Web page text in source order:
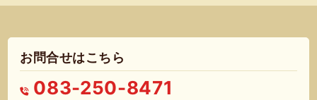
お問合せはこちら
083-250-8471